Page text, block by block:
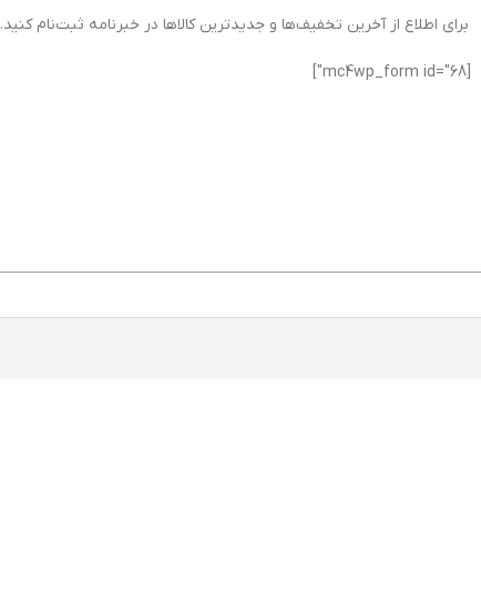
برای اطلاع از آخرین تخفیف‌ها و جدیدترین کالاها در خبرنامه ثبت‌نام کنید.
[mc4wp_form id="68"]